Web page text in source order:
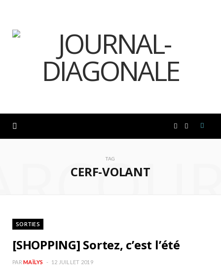
o
TAG
CERF-VOLANT
SORTIES
[SHOPPING] Sortez, c’est l’été
PAR MAÏLYS 12 JUILLET 2019